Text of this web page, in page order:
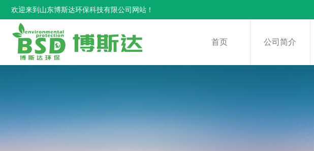
欢迎来到山东博斯达环保科技有限公司网站！
首页 公司简介